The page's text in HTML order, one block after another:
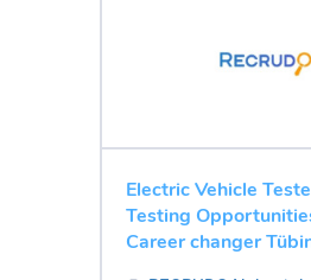
Electric Vehicle
Testing
Career changer